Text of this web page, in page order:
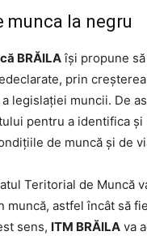
la negru
BRĂILAîși propune
prin
legislației muncii. De
pentru a identifica și
de muncă și de
Teritorial de Muncă
astfel încât să
sens, ITM BRĂILA va